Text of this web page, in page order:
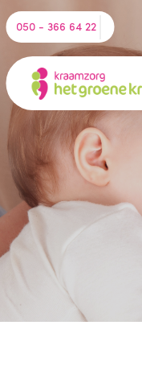
050 - 366 64 22